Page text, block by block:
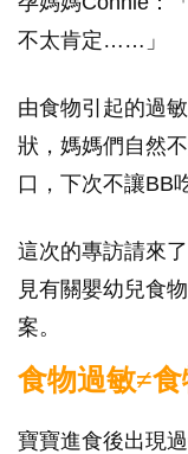
不太肯定……」
由食物引起的過
狀，媽媽們自然
口，下次不讓BB
這次的專訪請來
見有關嬰幼兒食
案。
食物過敏≠
寶寶進食後出現